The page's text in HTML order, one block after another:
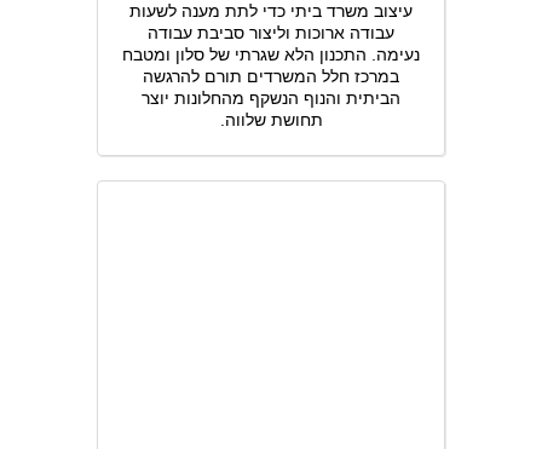
עיצוב משרד ביתי כדי לתת מענה לשעות
עבודה ארוכות וליצור סביבת עבודה
נעימה. התכנון הלא שגרתי של סלון ומטבח
במרכז חלל המשרדים תורם להרגשה
הביתית והנוף הנשקף מהחלונות יוצר
תחושת שלווה.